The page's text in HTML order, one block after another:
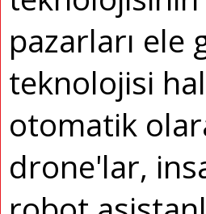
pazarları ele
teknolojisi
otomatik
drone'lar,